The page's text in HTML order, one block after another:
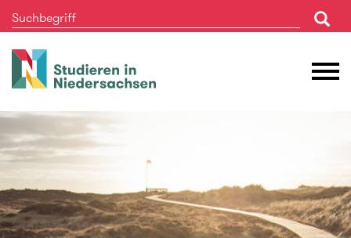
Studieren
in